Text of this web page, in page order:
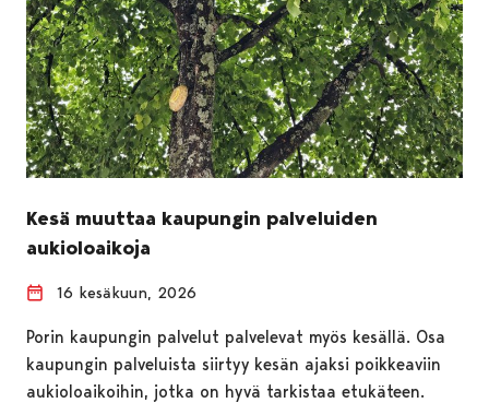
Kesä muuttaa kaupungin palveluiden
aukioloaikoja
16 kesäkuun, 2026
Porin kaupungin palvelut palvelevat myös kesällä. Osa
kaupungin palveluista siirtyy kesän ajaksi poikkeaviin
aukioloaikoihin, jotka on hyvä tarkistaa etukäteen.